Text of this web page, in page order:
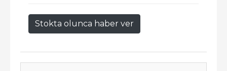
Stokta olunca haber ver